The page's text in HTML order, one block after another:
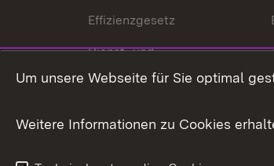
Effizienzgesetz
Dienst- und
Versorgungsbezüge
Weitere
Um unsere Webseite für Sie optimal
Weitere Informationen zu Cookies